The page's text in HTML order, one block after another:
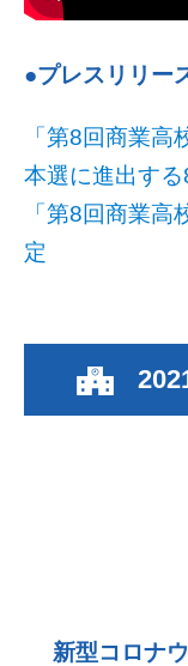
●プレスリリー
「第8回商業高
本選に進出す
「第8回商業
定
新型コロナ